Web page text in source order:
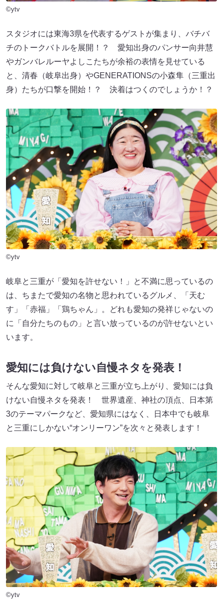
©ytv
スタジオには東海3県を代表するゲストが集まり、バチバ
チのトークバトルを展開！？ 愛知出身のパンサー向井慧
やガンバレルーヤよしこたちが余裕の表情を見せている
と、清春（岐阜出身）やGENERATIONSの小森隼（三重出
身）たちが口撃を開始！？ 決着はつくのでしょうか！？
©ytv
岐阜と三重が「愛知を許せない！」と不満に思っているの
は、ちまたで愛知の名物と思われているグルメ、「天む
す」「赤福」「鶏ちゃん」。どれも愛知の発祥じゃないの
に「自分たちのもの」と言い放っているのが許せないとい
います。
愛知には負けない自慢ネタを発表！
そんな愛知に対して岐阜と三重が立ち上がり、愛知には負
けない自慢ネタを発表！ 世界遺産、神社の頂点、日本第
3のテーマパークなど、愛知県にはなく、日本中でも岐阜
と三重にしかない“オンリーワン”を次々と発表します！
©ytv